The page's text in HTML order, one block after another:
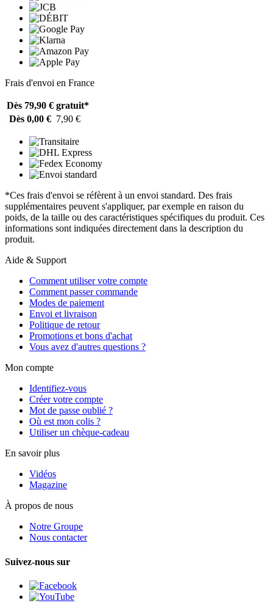
Frais d'envoi en France
Dès 79,90 € gratuit*
Dès 0,00 € 7,90 €
*Ces frais d'envoi se réfèrent à un envoi standard. Des frais
supplémentaires peuvent s'appliquer, par exemple en raison du
poids, de la taille ou des caractéristiques spécifiques du produit. Ces
informations sont indiquées directement dans la description du
produit.
Aide & Support
Comment utiliser votre compte
Comment passer commande
Modes de paiement
Envoi et livraison
Politique de retour
Promotions et bons d'achat
Vous avez d'autres questions ?
Mon compte
Identifiez-vous
Créer votre compte
Mot de passe oublié ?
Où est mon colis ?
Utiliser un chèque-cadeau
En savoir plus
Vidéos
Magazine
À propos de nous
Notre Groupe
Nous contacter
Suivez-nous sur